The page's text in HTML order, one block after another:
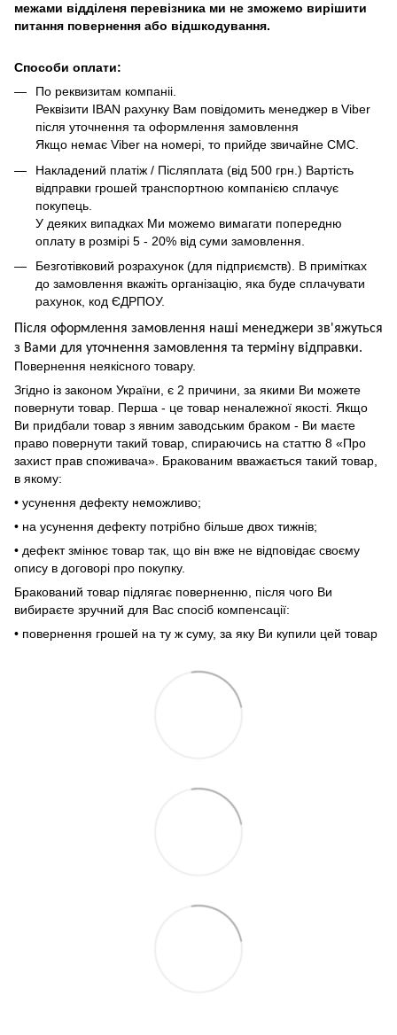
межами відділеня перевізника ми не зможемо вирішити
питання повернення або відшкодування.
Способи оплати:
По реквизитам компаніі.
Реквізити IBAN рахунку Вам повідомить менеджер в Viber
після уточнення та оформлення замовлення
Якщо немає Viber на номері, то прийде звичайне СМС.
Накладений платіж / Післяплата (від 500 грн.) Вартість
відправки грошей транспортною компанією сплачує
покупець.
У деяких випадках Ми можемо вимагати попередню
оплату в розмірі 5 - 20% від суми замовлення.
Безготівковий розрахунок (для підприємств). В примітках
до замовлення вкажіть організацію, яка буде сплачувати
рахунок, код ЄДРПОУ.
Після оформлення замовлення наші менеджери зв'яжуться
з Вами для уточнення замовлення та терміну відправки.
Повернення неякісного товару.
Згідно із законом України, є 2 причини, за якими Ви можете
повернути товар. Перша - це товар неналежної якості. Якщо
Ви придбали товар з явним заводським браком - Ви маєте
право повернути такий товар, спираючись на статтю 8 «Про
захист прав споживача». Бракованим вважається такий товар,
в якому:
• усунення дефекту неможливо;
• на усунення дефекту потрібно більше двох тижнів;
• дефект змінює товар так, що він вже не відповідає своєму
опису в договорі про покупку.
Бракований товар підлягає поверненню, після чого Ви
вибираєте зручний для Вас спосіб компенсації:
• повернення грошей на ту ж суму, за яку Ви купили цей товар